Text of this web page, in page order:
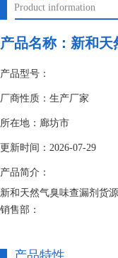
Product information
产品名称： 新和天
产品型号：
厂商性质：生产厂家
所在地：廊坊市
更新时间：2026-07-29
产品简介：
新和天然气臭味查漏剂货
销售部：
产品特性